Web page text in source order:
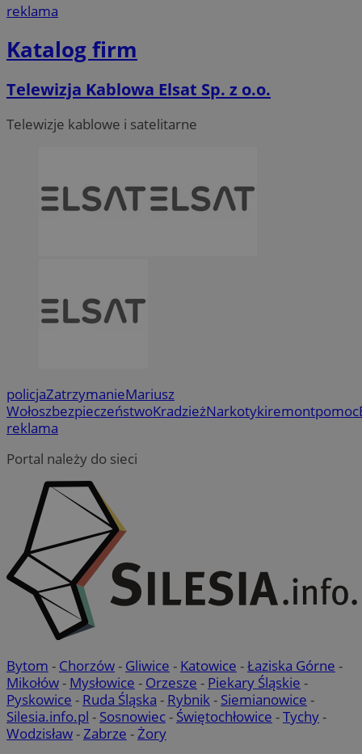
reklama
Katalog firm
Telewizja Kablowa Elsat Sp. z o.o.
Telewizje kablowe i satelitarne
policjaZatrzymanieMariusz
WołoszbezpieczeństwoKradzieżNarkotykiremontpomoc
reklama
Portal należy do sieci
Bytom - Chorzów- Gliwice - Katowice -Łaziska Górne -
Mikołów- Mysłowice - Orzesze - Piekary Śląskie -
Pyskowice - Ruda Śląska - Rybnik- Siemianowice -
Silesia.info.pl - Sosnowiec- Świętochłowice -Tychy-
Wodzisław-Zabrze -Żory